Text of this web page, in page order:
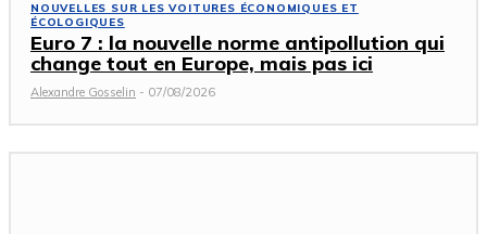
NOUVELLES SUR LES VOITURES ÉCONOMIQUES ET
ÉCOLOGIQUES
Euro 7 : la nouvelle norme antipollution qui
change tout en Europe, mais pas ici
Alexandre Gosselin - 07/08/2026